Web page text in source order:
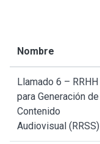
Nombre
Llamado 6 – RRHH
para Generación de
Contenido
Audiovisual (RRSS)